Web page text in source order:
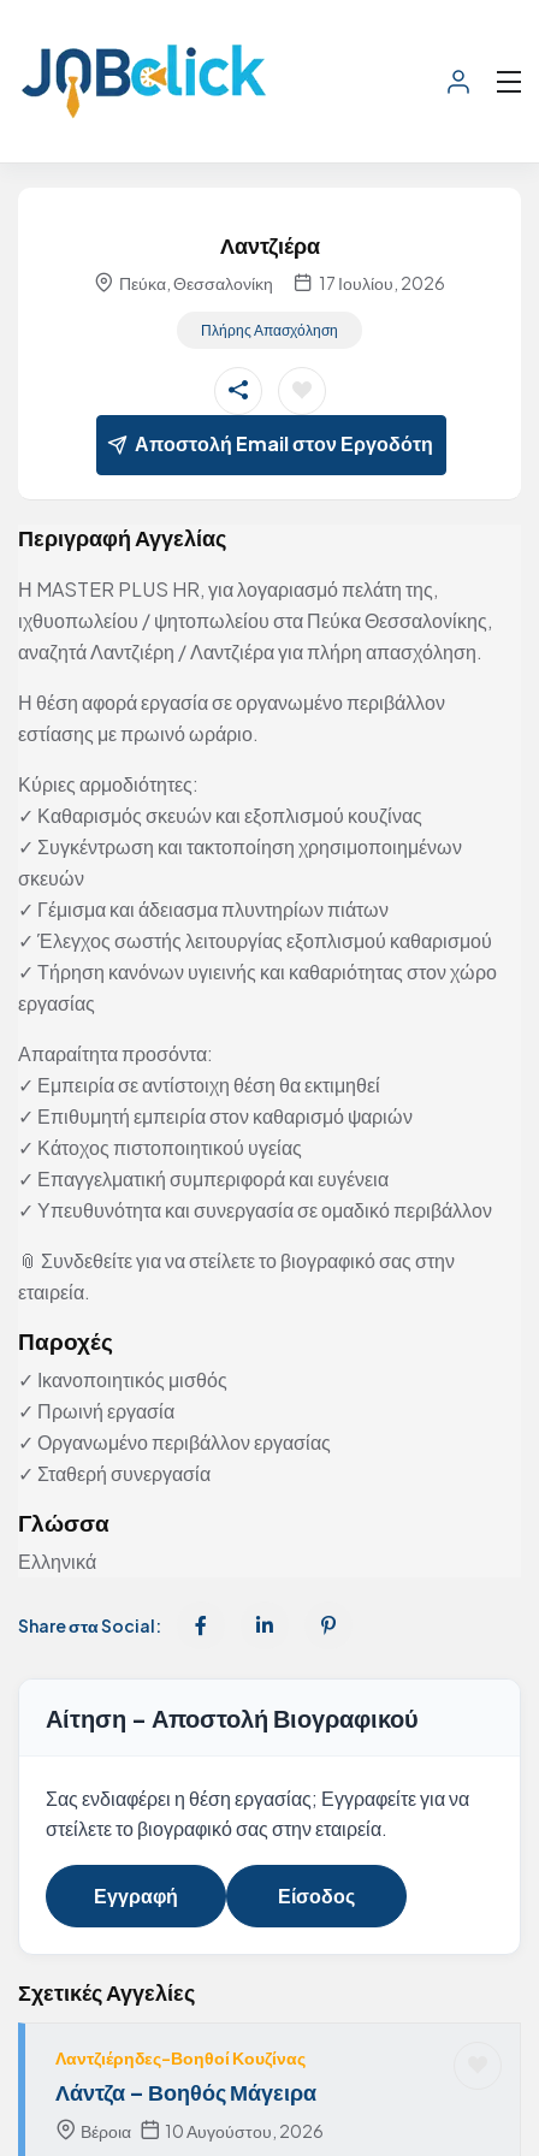
Λαντζιέρα
Πεύκα, Θεσσαλονίκη 17 Ιουλίου, 2026
Πλήρης Απασχόληση
Αποστολή Email στον Εργοδότη
Περιγραφή Αγγελίας
Η MASTER PLUS HR, για λογαριασμό πελάτη της,
ιχθυοπωλείου / ψητοπωλείου στα Πεύκα Θεσσαλονίκης,
αναζητά Λαντζιέρη / Λαντζιέρα για πλήρη απασχόληση.
Η θέση αφορά εργασία σε οργανωμένο περιβάλλον
εστίασης με πρωινό ωράριο.
Κύριες αρμοδιότητες:
✓ Καθαρισμός σκευών και εξοπλισμού κουζίνας
✓ Συγκέντρωση και τακτοποίηση χρησιμοποιημένων
σκευών
✓ Γέμισμα και άδειασμα πλυντηρίων πιάτων
✓ Έλεγχος σωστής λειτουργίας εξοπλισμού καθαρισμού
✓ Τήρηση κανόνων υγιεινής και καθαριότητας στον χώρο
εργασίας
Απαραίτητα προσόντα:
✓ Εμπειρία σε αντίστοιχη θέση θα εκτιμηθεί
✓ Επιθυμητή εμπειρία στον καθαρισμό ψαριών
✓ Κάτοχος πιστοποιητικού υγείας
✓ Επαγγελματική συμπεριφορά και ευγένεια
✓ Υπευθυνότητα και συνεργασία σε ομαδικό περιβάλλον
📎 Συνδεθείτε για να στείλετε το βιογραφικό σας στην
εταιρεία.
Παροχές
✓ Ικανοποιητικός μισθός
✓ Πρωινή εργασία
✓ Οργανωμένο περιβάλλον εργασίας
✓ Σταθερή συνεργασία
Γλώσσα
Ελληνικά
Share στα Social:
Αίτηση - Αποστολή Βιογραφικού
Σας ενδιαφέρει η θέση εργασίας; Εγγραφείτε για να
στείλετε το βιογραφικό σας στην εταιρεία.
Εγγραφή Είσοδος
Σχετικές Αγγελίες
Λαντζιέρηδες-Βοηθοί Κουζίνας
Λάντζα – Βοηθός Μάγειρα
Βέροια 10 Αυγούστου, 2026